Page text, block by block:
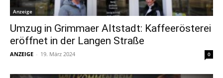
Anzeige
Umzug in Grimmaer Altstadt: Kaffeerösterei
eröffnet in der Langen Straße
ANZEIGE - 19. März 2024 0